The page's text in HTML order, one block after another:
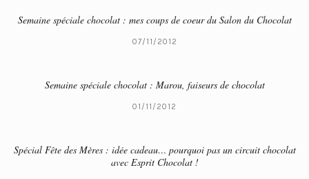
Semaine spéciale chocolat : mes coups de coeur du Salon du Chocolat
07/11/2012
Semaine spéciale chocolat : Marou, faiseurs de chocolat
01/11/2012
Spécial Fête des Mères : idée cadeau… pourquoi pas un circuit chocolat
avec Esprit Chocolat !